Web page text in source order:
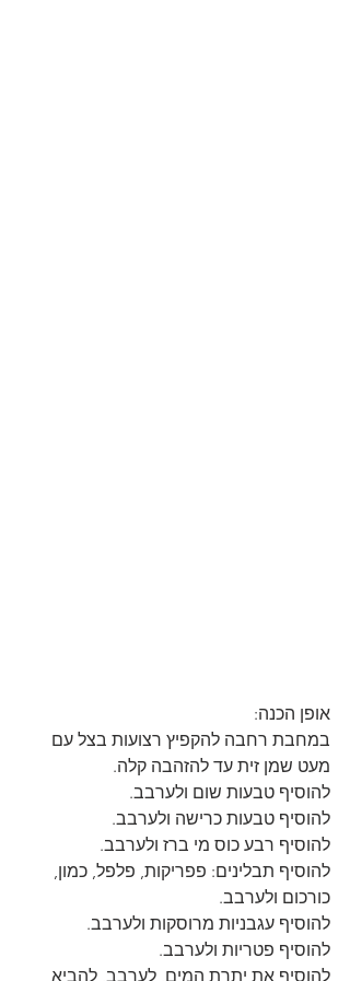
אופן הכנה:
במחבת רחבה להקפיץ רצועות בצל עם
מעט שמן זית עד להזהבה קלה.
להוסיף טבעות שום ולערבב.
להוסיף טבעות כרישה ולערבב.
להוסיף רבע כוס מי ברז ולערבב.
להוסיף תבלינים: פפריקות, פלפל, כמון,
כורכום ולערבב.
להוסיף עגבניות מרוסקות ולערבב.
להוסיף פטריות ולערבב.
להוסיף את יתרת המים, לערבב, להביא